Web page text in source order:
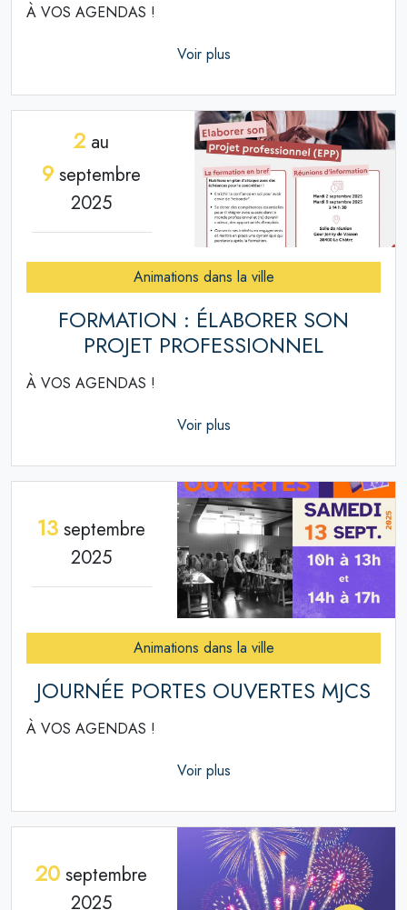
À VOS AGENDAS !
Voir plus
2 au
9 septembre
2025
Animations dans la ville
FORMATION : ÉLABORER SON
PROJET PROFESSIONNEL
À VOS AGENDAS !
Voir plus
13 septembre
2025
Animations dans la ville
JOURNÉE PORTES OUVERTES MJCS
À VOS AGENDAS !
Voir plus
20 septembre
2025